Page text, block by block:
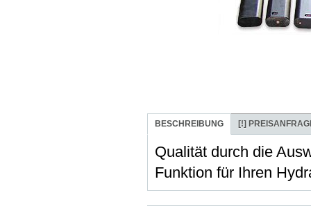
BESCHREIBUNG [!]
Qualität durch die
Funktion für Ihren